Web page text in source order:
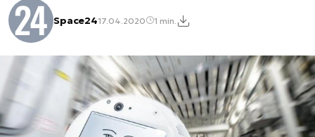
Space2417.04.2020 1 min.